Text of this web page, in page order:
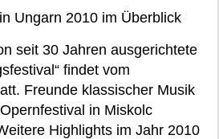
Ungarn 2010 im Überblick
seit 30 Jahren ausgerichtete
findet vom
Freunde klassischer Musik
in Miskolc
Highlights im Jahr 2010